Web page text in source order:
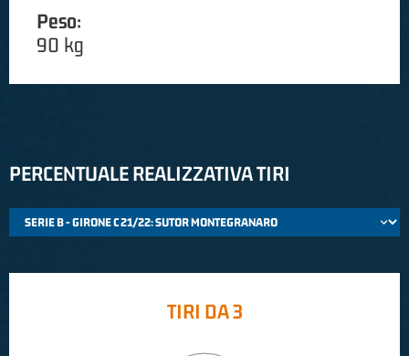
Peso:
90 kg
PERCENTUALE REALIZZATIVA TIRI
TIRI DA 3